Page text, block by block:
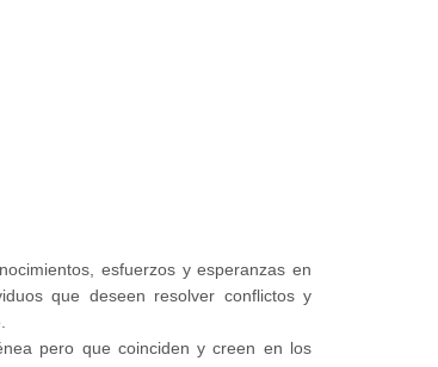
esfuerzos y esperanzas en
que deseen resolver conflictos y
pero que coinciden y creen en los